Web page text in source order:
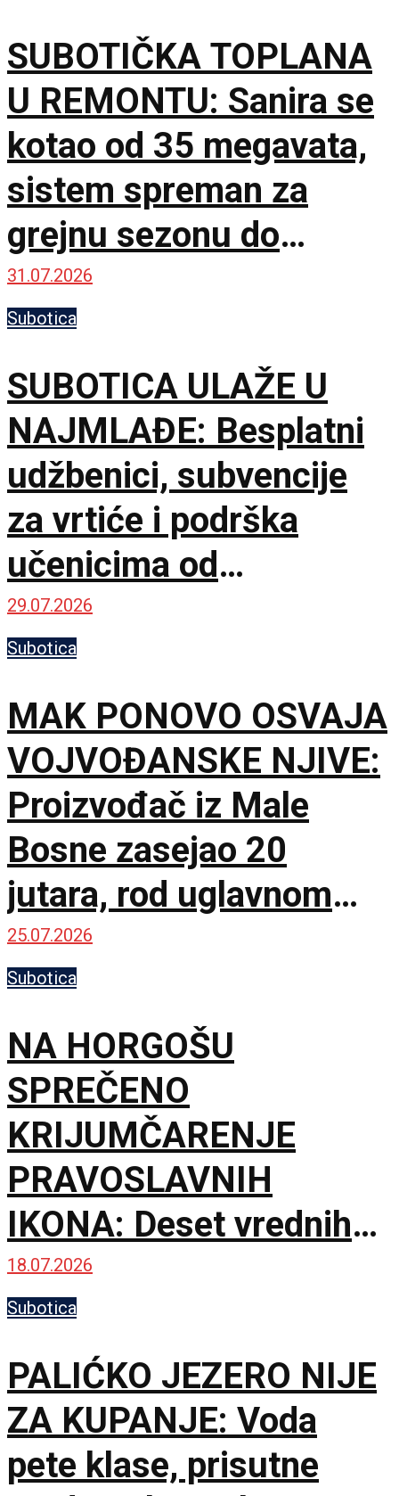
SUBOTIČKA TOPLANA
U REMONTU: Sanira se
kotao od 35 megavata,
sistem spreman za
grejnu sezonu do
oktobra
31.07.2026
Subotica
SUBOTICA ULAŽE U
NAJMLAĐE: Besplatni
udžbenici, subvencije
za vrtiće i podrška
učenicima od
septembra
29.07.2026
Subotica
MAK PONOVO OSVAJA
VOJVOĐANSKE NJIVE:
Proizvođač iz Male
Bosne zasejao 20
jutara, rod uglavnom
odlazi u izvoz
25.07.2026
Subotica
NA HORGOŠU
SPREČENO
KRIJUMČARENJE
PRAVOSLAVNIH
IKONA: Deset vrednih
predmeta pronađeno
među nameštajem
18.07.2026
Subotica
PALIĆKO JEZERO NIJE
ZA KUPANJE: Voda
pete klase, prisutne